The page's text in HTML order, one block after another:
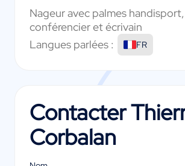
Nageur avec palmes
conférencier et écrivain
Langues parlées :
FR
Contacter
Corbalan